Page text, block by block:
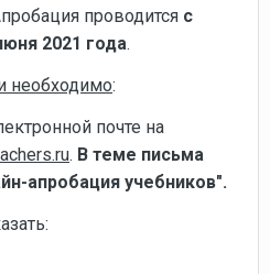
проводится с
2021 года.
необходимо:
почте на
. В теме письма
апробация учебников".